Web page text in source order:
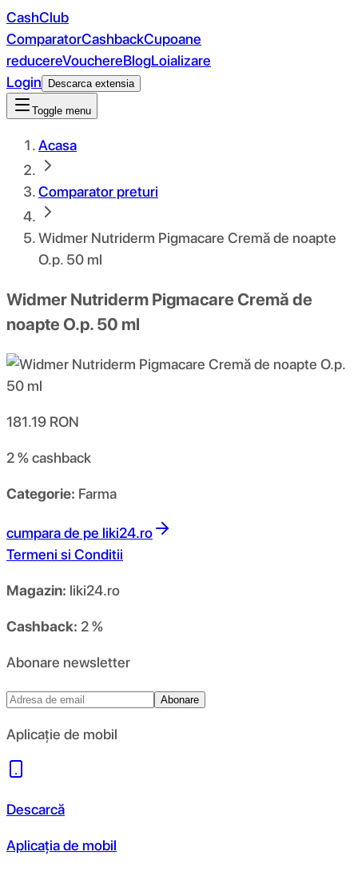
CashClub
ComparatorCashbackCupoane
reducereVouchereBlogLoializare
Login
Descarca extensia
Toggle menu
Acasa
Comparator preturi
Widmer Nutriderm Pigmacare Cremă de noapte
O.p. 50 ml
Widmer Nutriderm Pigmacare Cremă de
noapte O.p. 50 ml
181.19 RON
2 %cashback
Categorie: Farma
cumpara de pe liki24.ro
Termeni si Conditii
Magazin: liki24.ro
Cashback: 2 %
Abonare newsletter
Abonare
Aplicație de mobil
Descarcă
Aplicația de mobil